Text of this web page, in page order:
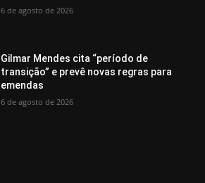
6 de agosto de 2026
Gilmar Mendes cita “período de
transição” e prevê novas regras para
emendas
6 de agosto de 2026